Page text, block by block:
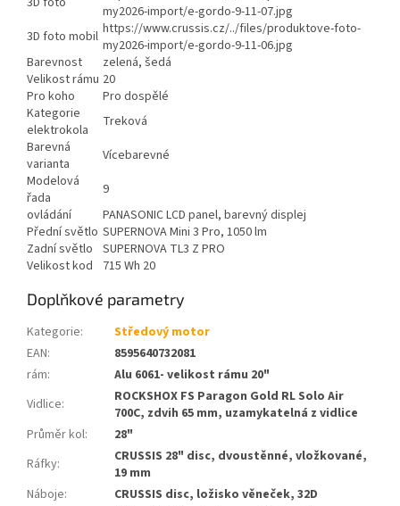
my2026-import/e-gordo-9-11-07.jpg
3D foto mobil https://www.crussis.cz/../files/produktove-foto-
my2026-import/e-gordo-9-11-06.jpg
Barevnost
zelená, šedá
Velikost rámu 20
Pro koho
Pro dospělé
Kategorie
elektrokola
Treková
Barevná
varianta
Vícebarevné
Modelová
řada
9
ovládání
PANASONIC LCD panel, barevný displej
Přední světlo SUPERNOVA Mini 3 Pro, 1050 lm
Zadní světlo SUPERNOVA TL3 Z PRO
Velikost kod
715 Wh 20
Doplňkové parametry
Kategorie:
Středový motor
EAN:
8595640732081
rám:
Alu 6061- velikost rámu 20"
Vidlice:
ROCKSHOX FS Paragon Gold RL Solo Air
700C, zdvih 65 mm, uzamykatelná z vidlice
Průměr kol:
28"
Ráfky:
CRUSSIS 28" disc, dvoustěnné, vložkované,
19 mm
Náboje: CRUSSIS disc, ložisko věneček, 32D